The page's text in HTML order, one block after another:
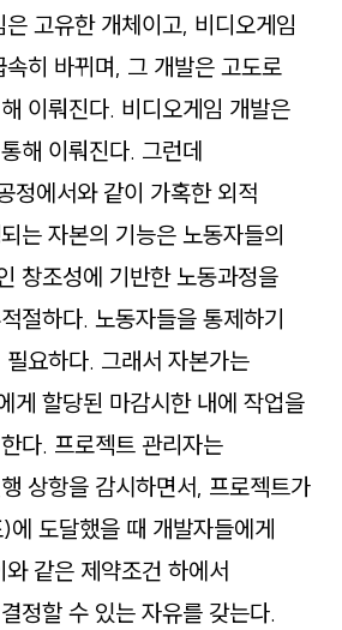
고유한 개체이고, 비디오게임
히 바뀌며, 그 개발은 고도로
이뤄진다. 비디오게임 개발은
해 이뤄진다. 그런데
정에서와 같이 가혹한 외적
는 자본의 기능은 노동자들의
창조성에 기반한 노동과정을
절하다. 노동자들을 통제하기
요하다. 그래서 자본가는
게 할당된 마감시한 내에 작업을
다. 프로젝트 관리자는
상항을 감시하면서, 프로젝트가
도달했을 때 개발자들에게
같은 제약조건 하에서
정할 수 있는 자유를 갖는다.